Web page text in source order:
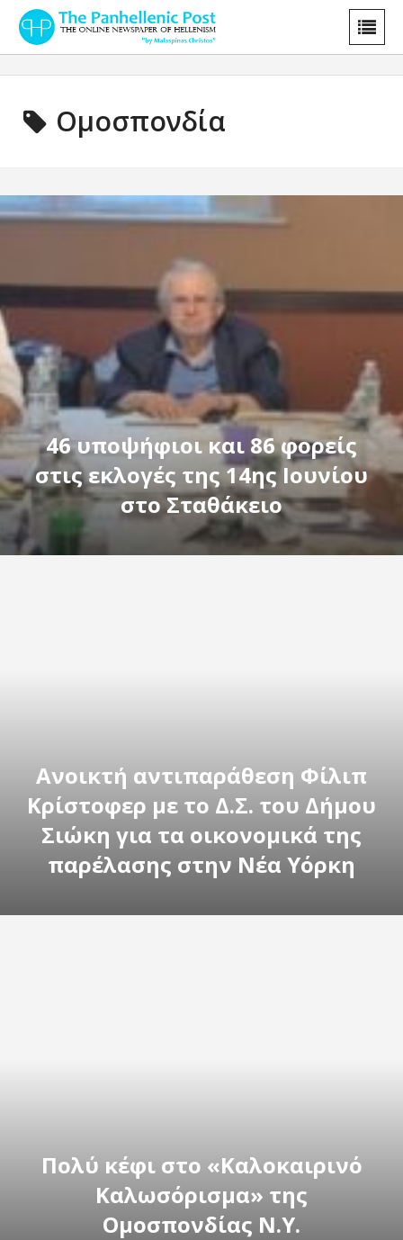
Ομοσπονδία
46 υποψήφιοι και 86 φορείς
στις εκλογές της 14ης Ιουνίου
στο Σταθάκειο
Ανοικτή αντιπαράθεση Φίλιπ
Κρίστοφερ με το Δ.Σ. του Δήμου
Σιώκη για τα οικονομικά της
παρέλασης στην Νέα Υόρκη
Πολύ κέφι στο «Καλοκαιρινό
Καλωσόρισμα» της
Ομοσπονδίας Ν.Υ.